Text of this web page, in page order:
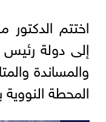
اختتم
إلى دولة
والمساندة
المحطة